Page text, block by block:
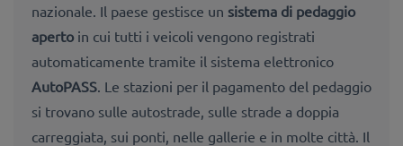
nazionale. Il paese gestisce un sistema di pedaggio
aperto in cui tutti i veicoli vengono registrati
automaticamente tramite il sistema elettronico
AutoPASS . Le stazioni per il pagamento del pedaggio
si trovano sulle autostrade, sulle strade a doppia
carreggiata, sui ponti, nelle gallerie e in molte città. Il